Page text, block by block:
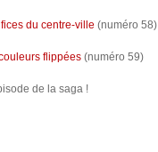
du centre-ville (numéro 58)
flippées (numéro 59)
de la saga !